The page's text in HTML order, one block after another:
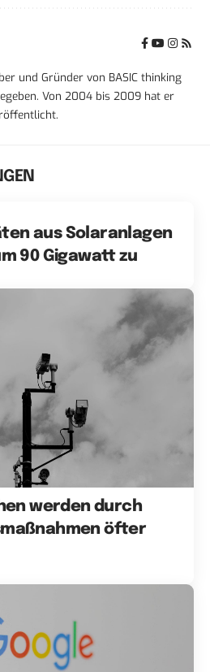
und Gründer von BASIC thinking
Von 2004 bis 2009 hat er
aus Solaranlagen
90 Gigawatt zu
werden durch
öfter